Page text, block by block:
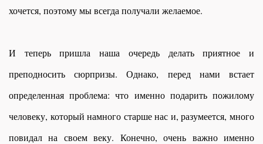
хочется, поэтому мы всегда получали желаемое.
И теперь пришла наша очередь делать приятное и
преподносить сюрпризы. Однако, перед нами встает
определенная проблема: что именно подарить пожилому
человеку, который намного старше нас и, разумеется, много
повидал на своем веку. Конечно, очень важно именно